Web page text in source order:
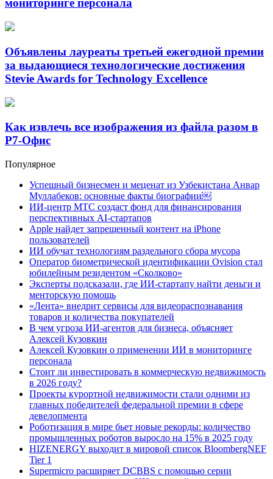
мониторинге персонала
Объявлены лауреаты третьей ежегодной премии
за выдающиеся технологические достижения
Stevie Awards for Technology Excellence
Как извлечь все изображения из файла разом в
Р7-Офис
Популярное
Успешный бизнесмен и меценат из Узбекистана Анвар
Муллабеков: основные факты биографии￼
ИИ-центр МТС создаст фонд для финансирования
перспективных AI-стартапов
Apple найдет запрещенный контент на iPhone
пользователей
ИИ обучат технологиям раздельного сбора мусора
Оператор биометрической идентификации Ovision стал
юбилейным резидентом «Сколково»
Эксперты подсказали, где ИИ-стартапу найти деньги и
менторскую помощь
«Лента» внедрит сервисы для видеораспознавания
товаров и количества покупателей
В чем угроза ИИ-агентов для бизнеса, объясняет
Алексей Кузовкин
Алексей Кузовкин о применении ИИ в мониторинге
персонала
Стоит ли инвестировать в коммерческую недвижимость
в 2026 году?
Проекты курортной недвижимости стали одними из
главных победителей федеральной премии в сфере
девелопмента
Роботизация в мире бьет новые рекорды: количество
промышленных роботов выросло на 15% в 2025 году
HIZENERGY выходит в мировой список BloombergNEF
Tier 1
Supermicro расширяет DCBBS с помощью серии